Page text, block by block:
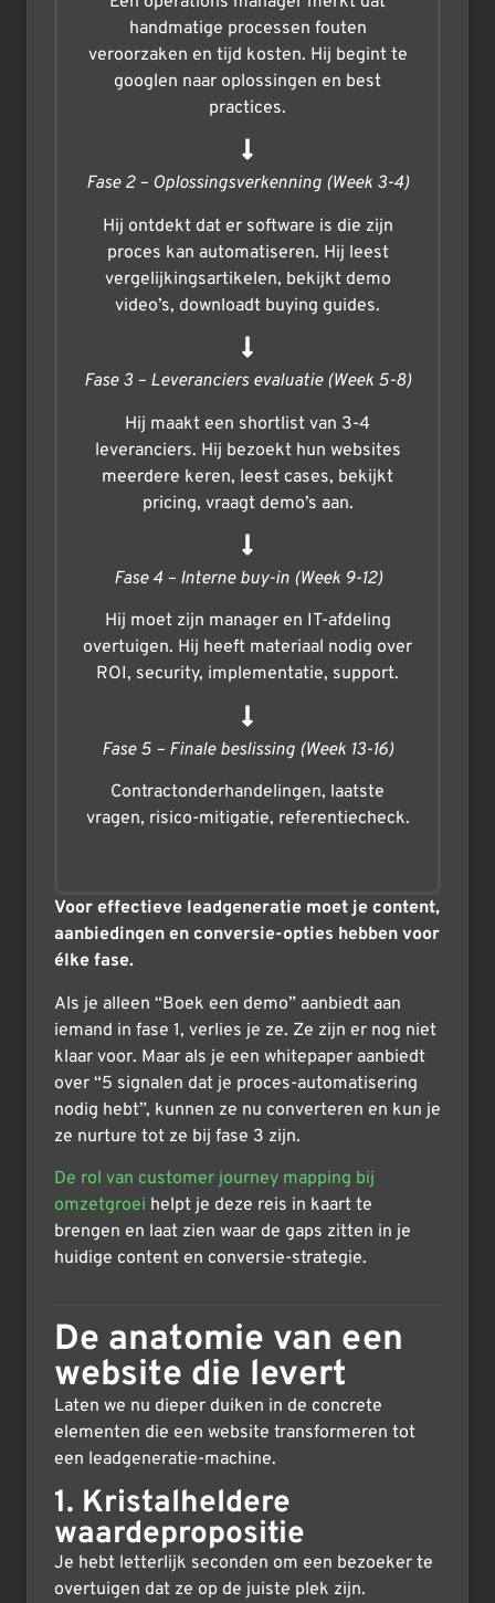
handmatige processen fouten
veroorzaken en tijd kosten. Hij begint te
googlen naar oplossingen en best
practices.
Fase 2 – Oplossingsverkenning (Week 3-4)
Hij ontdekt dat er software is die zijn
proces kan automatiseren. Hij leest
vergelijkingsartikelen, bekijkt demo
video’s, downloadt buying guides.
Fase 3 – Leveranciers evaluatie (Week 5-8)
Hij maakt een shortlist van 3-4
leveranciers. Hij bezoekt hun websites
meerdere keren, leest cases, bekijkt
pricing, vraagt demo’s aan.
Fase 4 – Interne buy-in (Week 9-12)
Hij moet zijn manager en IT-afdeling
overtuigen. Hij heeft materiaal nodig over
ROI, security, implementatie, support.
Fase 5 – Finale beslissing (Week 13-16)
Contractonderhandelingen, laatste
vragen, risico-mitigatie, referentiecheck.
Voor effectieve leadgeneratie moet je content,
aanbiedingen en conversie-opties hebben voor
élke fase.
Als je alleen “Boek een demo” aanbiedt aan
iemand in fase 1, verlies je ze. Ze zijn er nog niet
klaar voor. Maar als je een whitepaper aanbiedt
over “5 signalen dat je proces-automatisering
nodig hebt”, kunnen ze nu converteren en kun je
ze nurture tot ze bij fase 3 zijn.
De rol van customer journey mapping bij
omzetgroei helpt je deze reis in kaart te
brengen en laat zien waar de gaps zitten in je
huidige content en conversie-strategie.
De anatomie van een
website die levert
Laten we nu dieper duiken in de concrete
elementen die een website transformeren tot
een leadgeneratie-machine.
1. Kristalheldere
waardepropositie
Je hebt letterlijk seconden om een bezoeker te
overtuigen dat ze op de juiste plek zijn.